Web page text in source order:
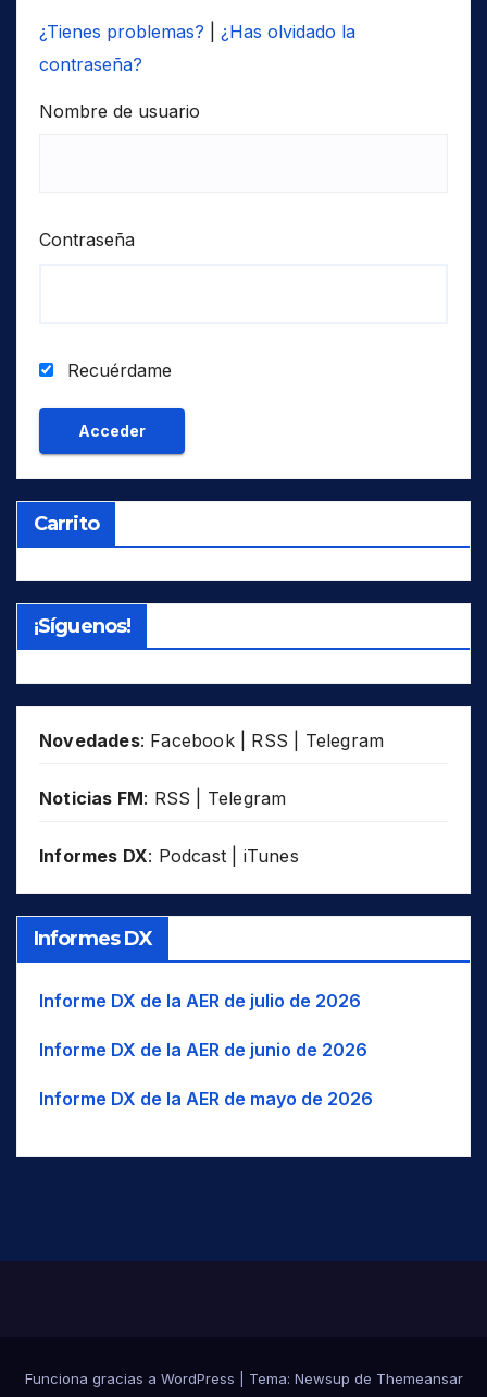
¿Tienes problemas?
¿Has olvidado la
contraseña?
Nombre de usuario
Contraseña
Recuérdame
Carrito
¡Síguenos!
Novedades: Facebook| RSS Telegram
Noticias FM: RSS Telegram
Informes DX: Podcast iTunes
Informes DX
Informe DX de la AER de julio de 2026
Informe DX de la AER de junio de 2026
Informe DX de la AER de mayo de 2026
Funciona gracias a WordPress Tema: Newsup de Themeansar